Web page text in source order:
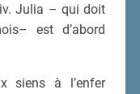
Julia – qui doit
est d’abord
siens à l’enfer